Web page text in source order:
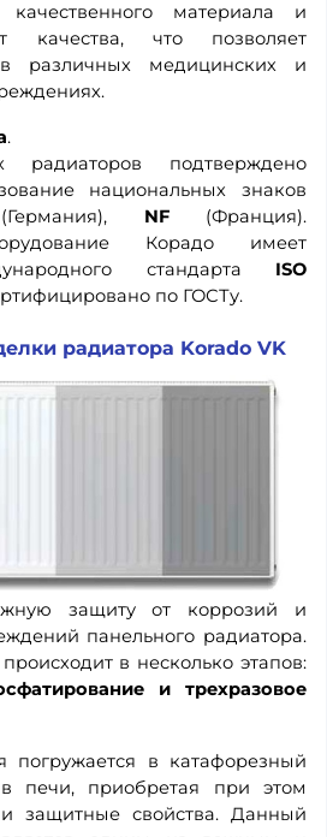
материала и
качества, что позволяет
в различных медицинских и
.
радиаторов подтверждено
национальных знаков
NF (Франция).
Корадо имеет
стандарта ISO
по ГОСТу.
радиатора Korado VK
защиту от коррозий и
панельного радиатора.
в несколько этапов:
и трехразовое
погружается в катафорезный
печи, приобретая при этом
защитные свойства. Данный